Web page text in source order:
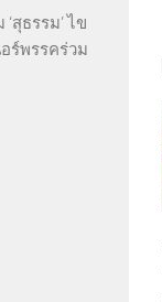
‘สุธรรม’ ไข
ร์พรรคร่วม